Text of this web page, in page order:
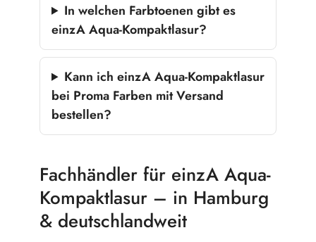
In welchen Farbtoenen gibt es
einzA Aqua-Kompaktlasur?
Kann ich einzA Aqua-Kompaktlasur
bei Proma Farben mit Versand
bestellen?
Fachhändler für einzA Aqua-
Kompaktlasur – in Hamburg
& deutschlandweit